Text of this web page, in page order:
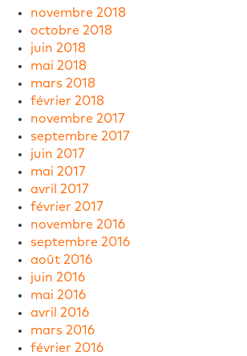
novembre 2018
octobre 2018
juin 2018
mai 2018
mars 2018
février 2018
novembre 2017
septembre 2017
juin 2017
mai 2017
avril 2017
février 2017
novembre 2016
septembre 2016
août 2016
juin 2016
mai 2016
avril 2016
mars 2016
février 2016